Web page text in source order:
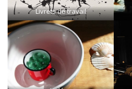
Livrets de travail